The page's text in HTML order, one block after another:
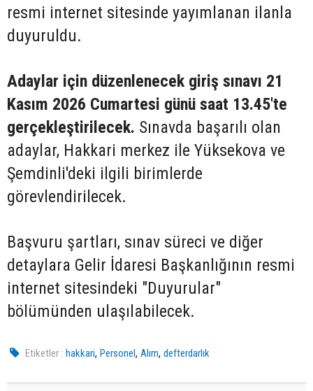
resmi internet sitesinde yayımlanan ilanla
duyuruldu.
Adaylar için düzenlenecek giriş sınavı 21
Kasım 2026 Cumartesi günü saat 13.45'te
gerçekleştirilecek. Sınavda başarılı olan
adaylar, Hakkari merkez ile Yüksekova ve
Şemdinli'deki ilgili birimlerde
görevlendirilecek.
Başvuru şartları, sınav süreci ve diğer
detaylara Gelir İdaresi Başkanlığının resmi
internet sitesindeki "Duyurular"
bölümünden ulaşılabilecek.
Etiketler : hakkari,Personel,Alım,defterdarlık